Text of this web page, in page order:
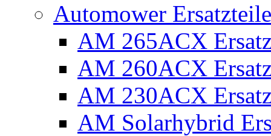
Automower
AM 265ACX
AM 260ACX
AM 230ACX
AM Solarhybrid